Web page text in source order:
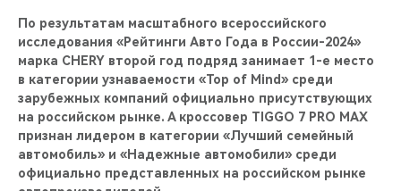
КРОССОВЕРЫ
СЕДАНЫ
НОВИНКИ
ПОДДЕРЖКА
CHERY CONNECT
CHERY В СОЦСЕТЯХ
ЛЮДИ CHERY
БЛАГОТВОРИТЕЛЬНОСТЬ
По результатам масштабного всероссийского
исследования «Рейтинги Авто Года в России-2024»
марка CHERY второй год подряд занимает 1-е место
в категории узнаваемости «Top of Mind» среди
зарубежных компаний официально присутствующих
на российском рынке. А кроссовер TIGGO 7 PRO MAX
признан лидером в категории «Лучший семейный
автомобиль» и «Надежные автомобили» среди
официально представленных на российском рынке